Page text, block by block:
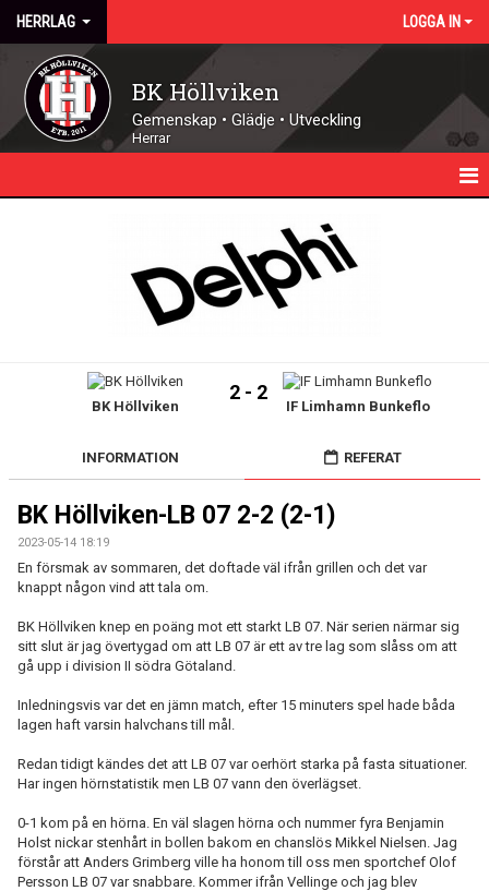
HERRLAG LOGGA IN
BK Höllviken
Gemenskap • Glädje • Utveckling
Herrar
DOKUMENT
BILDGALLERI
KONTAKT
BK Höllviken
2 - 2
IF Limhamn Bunkeflo
INFORMATION REFERAT
BK Höllviken-LB 07 2-2 (2-1)
2023-05-14 18:19
En försmak av sommaren, det doftade väl ifrån grillen och det var
knappt någon vind att tala om.
BK Höllviken knep en poäng mot ett starkt LB 07. När serien närmar sig
sitt slut är jag övertygad om att LB 07 är ett av tre lag som slåss om att
gå upp i division II södra Götaland.
Inledningsvis var det en jämn match, efter 15 minuters spel hade båda
lagen haft varsin halvchans till mål.
Redan tidigt kändes det att LB 07 var oerhört starka på fasta situationer.
Har ingen hörnstatistik men LB 07 vann den överlägset.
0-1 kom på en hörna. En väl slagen hörna och nummer fyra Benjamin
Holst nickar stenhårt in bollen bakom en chanslös Mikkel Nielsen. Jag
förstår att Anders Grimberg ville ha honom till oss men sportchef Olof
Persson LB 07 var snabbare. Kommer ifrån Vellinge och jag blev